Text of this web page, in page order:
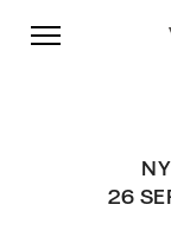
Skip to content
Gå till
Gå till sidfoten
26
Gå till